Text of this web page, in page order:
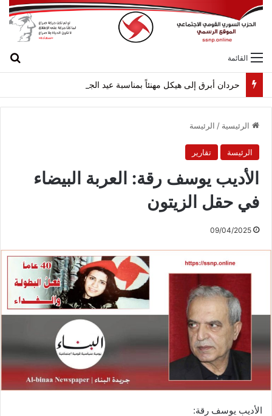
القائمة
حردان أبرق إلى هيكل مهنئاً بمناسبة عيد الجيش
الرئيسية / الرئيسة
الرئيسة تقارير
الأديب يوسف رقة: العربة البيضاء
في حقل الزيتون
09/04/2025
الأديب يوسف رقة: